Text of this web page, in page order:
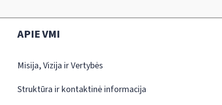
APIE VMI
Misija, Vizija ir Vertybės
Struktūra ir kontaktinė informacija